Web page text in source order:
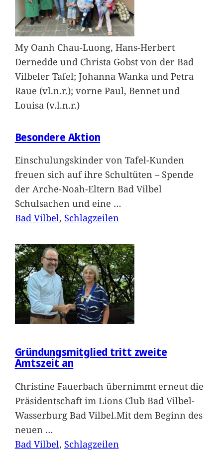
My Oanh Chau-Luong, Hans-Herbert
Dernedde und Christa Gobst von der Bad
Vilbeler Tafel; Johanna Wanka und Petra
Raue (vl.n.r.); vorne Paul, Bennet und
Louisa (v.l.n.r.)
Besondere Aktion
Einschulungskinder von Tafel-Kunden
freuen sich auf ihre Schultüten – Spende
der Arche-Noah-Eltern Bad Vilbel
Schulsachen und eine …
Bad Vilbel, Schlagzeilen
Gründungsmitglied tritt zweite
Amtszeit an
Christine Fauerbach übernimmt erneut die
Präsidentschaft im Lions Club Bad Vilbel-
Wasserburg Bad Vilbel.Mit dem Beginn des
neuen …
Bad Vilbel, Schlagzeilen